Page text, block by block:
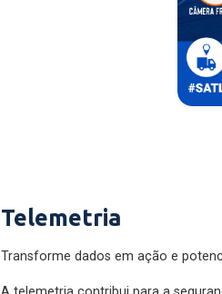
Telemetria
Transforme dados em ação e
A telemetria contribui para a